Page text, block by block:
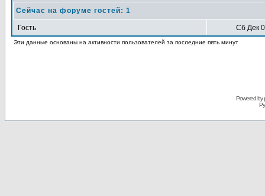
Сейчас на форуме гостей: 1
Гость Сб Дек
Эти данные основаны на активности пользователей за последние пять минут
Powered by